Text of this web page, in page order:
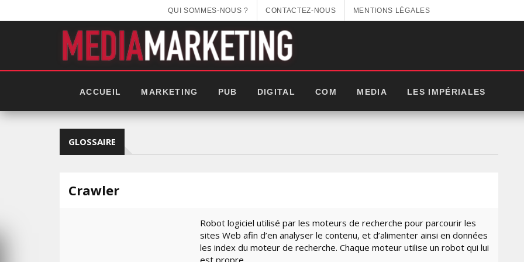
QUI SOMMES-NOUS ? CONTACTEZ-NOUS MENTIONS LÉGALES
ACCUEIL MARKETING PUB DIGITAL COM MEDIA LES IMPÉRIALES
GLOSSAIRE
Crawler
Robot logiciel utilisé par les moteurs de recherche pour parcourir les
sites Web afin d’en analyser le contenu, et d’alimenter ainsi en données
les index du moteur de recherche. Chaque moteur utilise un robot qui lui
est propre.
GITEX AFRICA : LES NOUVELLES